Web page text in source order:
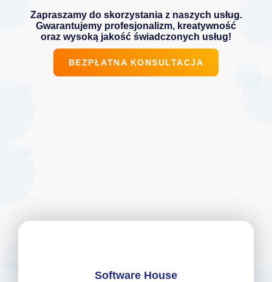
Zapraszamy do skorzystania z naszych usług.
Gwarantujemy profesjonalizm, kreatywność
oraz wysoką jakość świadczonych usług!
BEZPŁATNA KONSULTACJA
Software House